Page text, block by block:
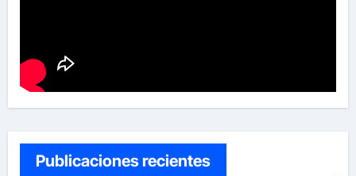
Publicaciones recientes